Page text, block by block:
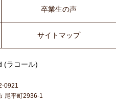
卒業生の声
サイトマップ
0921
尾平町2936-1